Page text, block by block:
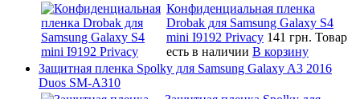
Конфиденциальная пленка
Drobak для Samsung Galaxy S4
mini I9192 Privacy 141 грн. Товар
есть в наличии В корзину
Защитная пленка Spolky для Samsung Galaxy A3 2016
Duos SM-A310